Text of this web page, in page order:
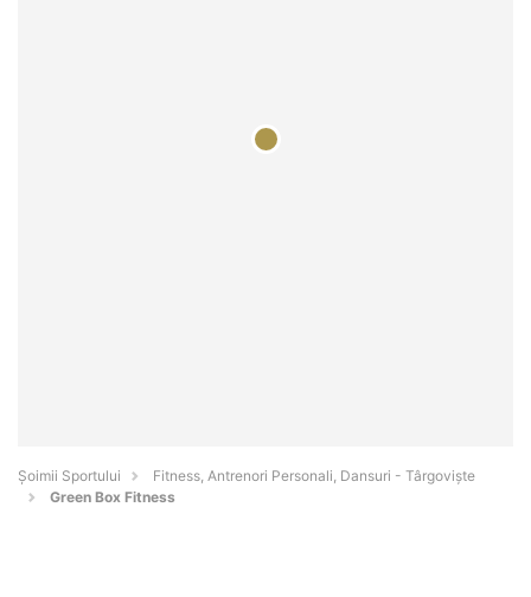
Șoimii Sportului
Fitness, Antrenori Personali, Dansuri - Târgovişte
Green Box Fitness